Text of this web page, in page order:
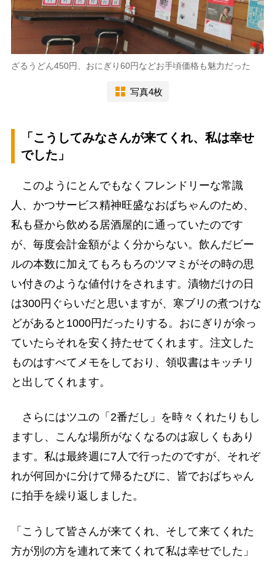
ざるうどん450円、おにぎり60円などお手頃価格も魅力だった
写真4枚
「こうしてみなさんが来てくれ、私は幸せ
でした」
このようにとんでもなくフレンドリーな常識
人、かつサービス精神旺盛なおばちゃんのため、
私も昼から飲める居酒屋的に通っていたのです
が、毎度会計金額がよく分からない。飲んだビー
ルの本数に加えてもろもろのツマミがその時の思
い付きのような値付けをされます。漬物だけの日
は300円ぐらいだと思いますが、寒ブリの煮つけな
どがあると1000円だったりする。おにぎりが余っ
ていたらそれを安く持たせてくれます。注文した
ものはすべてメモをしており、領収書はキッチリ
と出してくれます。
さらにはツユの「2番だし」を時々くれたりもし
ますし、こんな場所がなくなるのは寂しくもあり
ます。私は最終週に7人で行ったのですが、それぞ
れが何回かに分けて帰るたびに、皆でおばちゃん
に拍手を繰り返しました。
「こうして皆さんが来てくれ、そして来てくれた
方が別の方を連れて来てくれて私は幸せでした」